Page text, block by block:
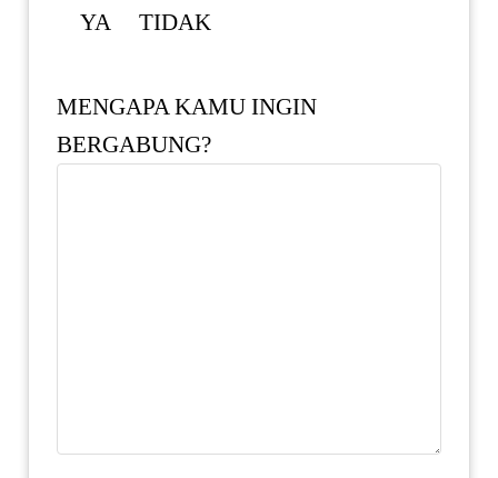
YA TIDAK
MENGAPA KAMU INGIN
BERGABUNG?